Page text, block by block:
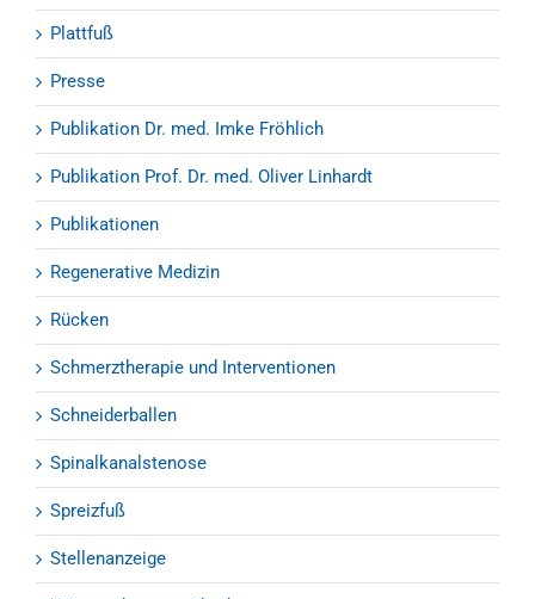
Plattfuß
Presse
Publikation Dr. med. Imke Fröhlich
Publikation Prof. Dr. med. Oliver Linhardt
Publikationen
Regenerative Medizin
Rücken
Schmerztherapie und Interventionen
Schneiderballen
Spinalkanalstenose
Spreizfuß
Stellenanzeige